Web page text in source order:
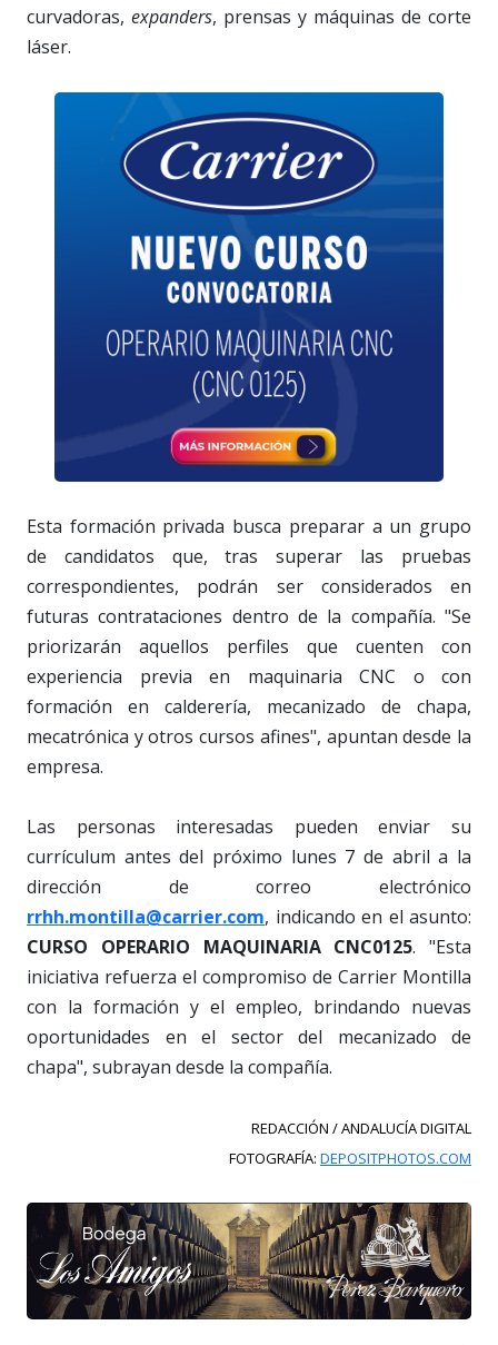
curvadoras, expanders, prensas y máquinas de corte
láser.
Esta formación privada busca preparar a un grupo
de candidatos que, tras superar las pruebas
correspondientes, podrán ser considerados en
futuras contrataciones dentro de la compañía. "Se
priorizarán aquellos perfiles que cuenten con
experiencia previa en maquinaria CNC o con
formación en calderería, mecanizado de chapa,
mecatrónica y otros cursos afines", apuntan desde la
empresa.
Las personas interesadas pueden enviar su
currículum antes del próximo lunes 7 de abril a la
dirección de correo electrónico
rrhh.montilla@carrier.com, indicando en el asunto:
CURSO OPERARIO MAQUINARIA CNC0125. "Esta
iniciativa refuerza el compromiso de Carrier Montilla
con la formación y el empleo, brindando nuevas
oportunidades en el sector del mecanizado de
chapa", subrayan desde la compañía.
REDACCIÓN / ANDALUCÍA DIGITAL
FOTOGRAFÍA: DEPOSITPHOTOS.COM